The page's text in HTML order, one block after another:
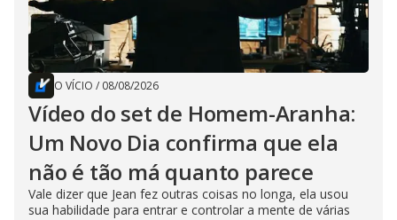
O VÍCIO / 08/08/2026
Vídeo do set de Homem-Aranha:
Um Novo Dia confirma que ela
não é tão má quanto parece
Vale dizer que Jean fez outras coisas no longa, ela usou
sua habilidade para entrar e controlar a mente de várias